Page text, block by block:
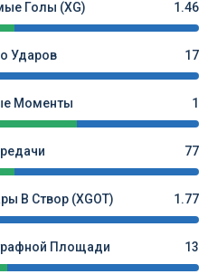
Голы (xG) 1.46
Ударов 17
Моменты 1
77
В Створ (xGOT) 1.77
Площади 13